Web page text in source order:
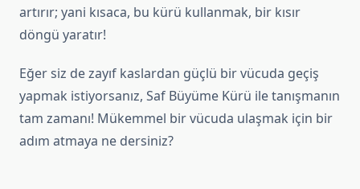
artırır; yani kısaca, bu kürü kullanmak, bir kısır
döngü yaratır!
Eğer siz de zayıf kaslardan güçlü bir vücuda geçiş
yapmak istiyorsanız, Saf Büyüme Kürü ile tanışmanın
tam zamanı! Mükemmel bir vücuda ulaşmak için bir
adım atmaya ne dersiniz?